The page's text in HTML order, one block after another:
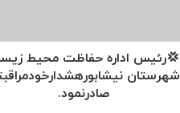
💢رئیس اداره حفاظت محیط
شهرستان
صادرنمود.